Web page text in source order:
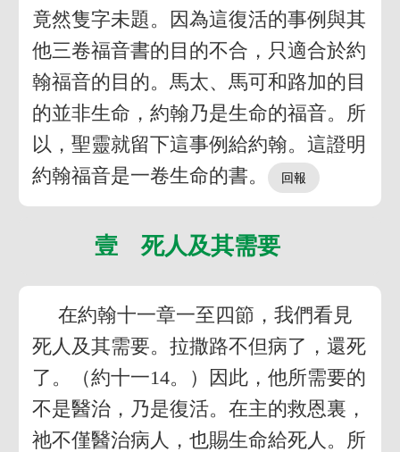
竟然隻字未題。因為這復活的事例與其
他三卷福音書的目的不合，只適合於約
翰福音的目的。馬太、馬可和路加的目
的並非生命，約翰乃是生命的福音。所
以，聖靈就留下這事例給約翰。這證明
約翰福音是一卷生命的書。
壹 死人及其需要
在約翰十一章一至四節，我們看見
死人及其需要。拉撒路不但病了，還死
了。（約十一14。）因此，他所需要的
不是醫治，乃是復活。在主的救恩裏，
祂不僅醫治病人，也賜生命給死人。所